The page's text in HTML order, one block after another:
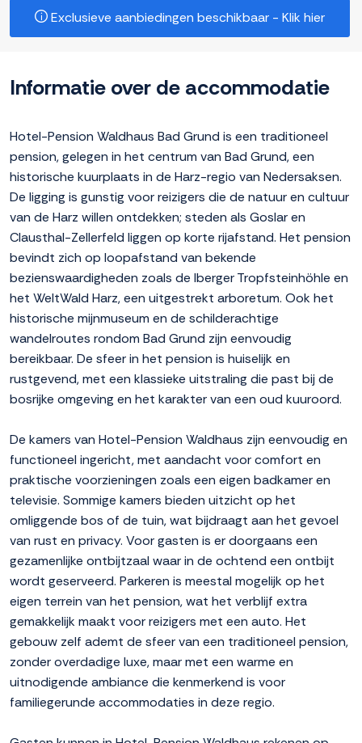
Exclusieve aanbiedingen beschikbaar - Klik hier
Informatie over de accommodatie
Hotel-Pension Waldhaus Bad Grund is een traditioneel
pension, gelegen in het centrum van Bad Grund, een
historische kuurplaats in de Harz-regio van Nedersaksen.
De ligging is gunstig voor reizigers die de natuur en cultuur
van de Harz willen ontdekken; steden als Goslar en
Clausthal-Zellerfeld liggen op korte rijafstand. Het pension
bevindt zich op loopafstand van bekende
bezienswaardigheden zoals de Iberger Tropfsteinhöhle en
het WeltWald Harz, een uitgestrekt arboretum. Ook het
historische mijnmuseum en de schilderachtige
wandelroutes rondom Bad Grund zijn eenvoudig
bereikbaar. De sfeer in het pension is huiselijk en
rustgevend, met een klassieke uitstraling die past bij de
bosrijke omgeving en het karakter van een oud kuuroord.
De kamers van Hotel-Pension Waldhaus zijn eenvoudig en
functioneel ingericht, met aandacht voor comfort en
praktische voorzieningen zoals een eigen badkamer en
televisie. Sommige kamers bieden uitzicht op het
omliggende bos of de tuin, wat bijdraagt aan het gevoel
van rust en privacy. Voor gasten is er doorgaans een
gezamenlijke ontbijtzaal waar in de ochtend een ontbijt
wordt geserveerd. Parkeren is meestal mogelijk op het
eigen terrein van het pension, wat het verblijf extra
gemakkelijk maakt voor reizigers met een auto. Het
gebouw zelf ademt de sfeer van een traditioneel pension,
zonder overdadige luxe, maar met een warme en
uitnodigende ambiance die kenmerkend is voor
familiegerunde accommodaties in deze regio.